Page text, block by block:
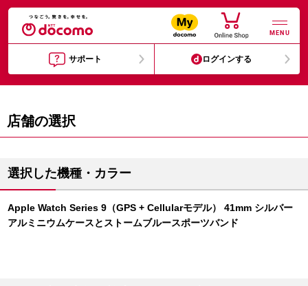
MENU
サポート ログインする
店舗の選択
選択した機種・カラー
Apple Watch Series 9（GPS + Cellularモデル） 41mm シルバー
アルミニウムケースとストームブルースポーツバンド